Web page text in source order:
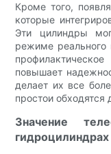
Кроме того,
которые
Эти цилиндры
режиме реального
повышает
делает их все
простои обходятся
Значение
гидроцилиндрах